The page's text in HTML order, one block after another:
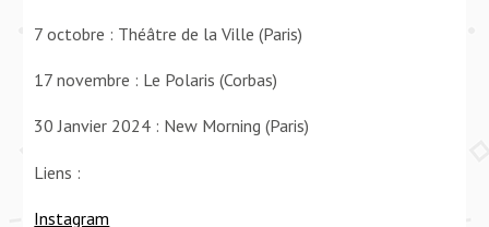
7 octobre : Théâtre de la Ville (Paris)
17 novembre : Le Polaris (Corbas)
30 Janvier 2024 : New Morning (Paris)
Liens :
Instagram